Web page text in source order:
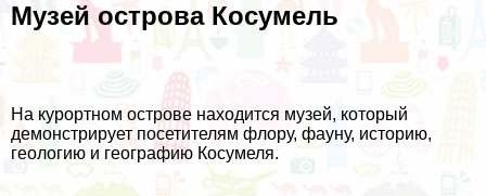
Музей острова Косумель
На курортном острове находится музей, который
демонстрирует посетителям флору, фауну, историю,
геологию и географию Косумеля.